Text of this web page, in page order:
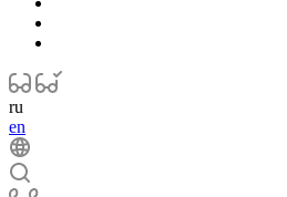
ru
en